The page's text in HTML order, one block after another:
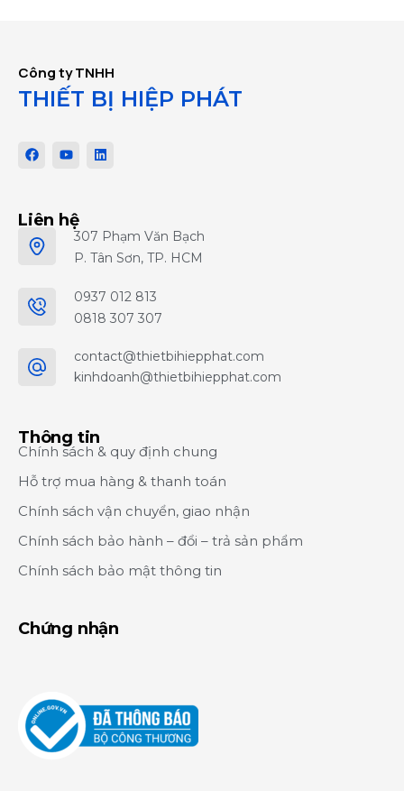
Công ty TNHH
THIẾT BỊ HIỆP PHÁT
Liên hệ
307 Phạm Văn Bạch
P. Tân Sơn, TP. HCM
0937 012 813
0818 307 307
contact@thietbihiepphat.com
kinhdoanh@thietbihiepphat.com
Thông tin
Chính sách & quy định chung
Hỗ trợ mua hàng & thanh toán
Chính sách vận chuyển, giao nhận
Chính sách bảo hành – đổi – trả sản phẩm
Chính sách bảo mật thông tin
Chứng nhận